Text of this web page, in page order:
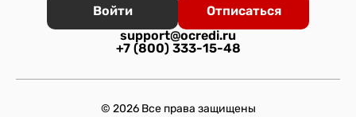
support@ocredi.ru
+7 (800) 333-15-48
Войти Отписаться
© 2026 Все права защищены